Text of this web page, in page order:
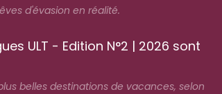
d'évasion en réalité.
ULT - Edition N°2 | 2026 sont
belles destinations de vacances, selon